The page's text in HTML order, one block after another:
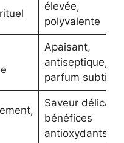
élevée,
polyvalente
Apaisant,
antiseptique,
parfum subtil
Saveur délicate,
bénéfices
antioxydants